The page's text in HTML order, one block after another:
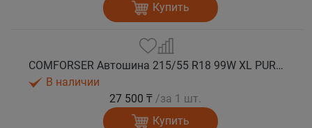
Купить
COMFORSER Автошина 215/55 R18 99W XL PURESPEED лето
В наличии
27 500 ₸ /за 1 шт.
Купить